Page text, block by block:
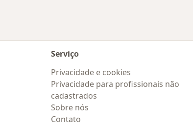
Serviço
Privacidade e cookies
Privacidade para profissionais não
cadastrados
Sobre nós
Contato